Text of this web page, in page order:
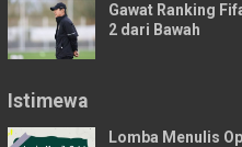
Gawat Ranking
2 dari Bawah
Istimewa
Lomba Menulis